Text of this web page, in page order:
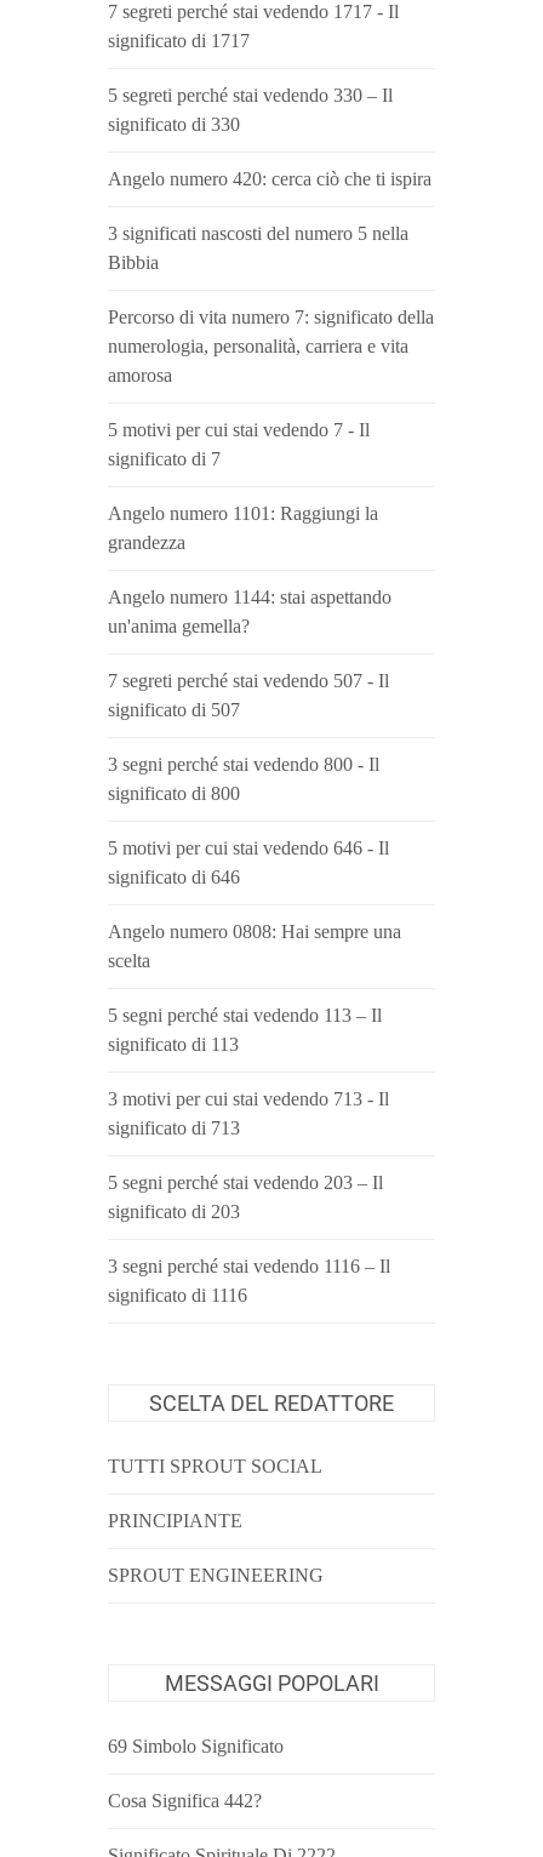
7 segreti perché stai vedendo 1717 - Il
significato di 1717
5 segreti perché stai vedendo 330 – Il
significato di 330
Angelo numero 420: cerca ciò che ti ispira
3 significati nascosti del numero 5 nella
Bibbia
Percorso di vita numero 7: significato della
numerologia, personalità, carriera e vita
amorosa
5 motivi per cui stai vedendo 7 - Il
significato di 7
Angelo numero 1101: Raggiungi la
grandezza
Angelo numero 1144: stai aspettando
un'anima gemella?
7 segreti perché stai vedendo 507 - Il
significato di 507
3 segni perché stai vedendo 800 - Il
significato di 800
5 motivi per cui stai vedendo 646 - Il
significato di 646
Angelo numero 0808: Hai sempre una
scelta
5 segni perché stai vedendo 113 – Il
significato di 113
3 motivi per cui stai vedendo 713 - Il
significato di 713
5 segni perché stai vedendo 203 – Il
significato di 203
3 segni perché stai vedendo 1116 – Il
significato di 1116
SCELTA DEL REDATTORE
TUTTI SPROUT SOCIAL
PRINCIPIANTE
SPROUT ENGINEERING
MESSAGGI POPOLARI
69 Simbolo Significato
Cosa Significa 442?